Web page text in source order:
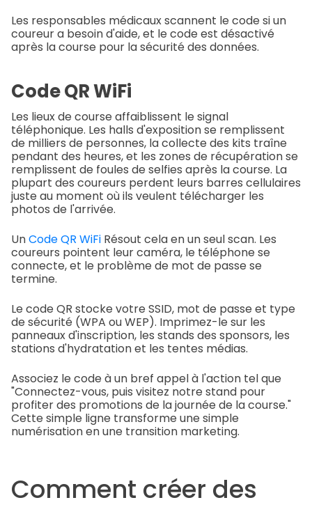
Les responsables médicaux scannent le code si un
coureur a besoin d'aide, et le code est désactivé
après la course pour la sécurité des données.
Code QR WiFi
Les lieux de course affaiblissent le signal
téléphonique. Les halls d'exposition se remplissent
de milliers de personnes, la collecte des kits traîne
pendant des heures, et les zones de récupération se
remplissent de foules de selfies après la course. La
plupart des coureurs perdent leurs barres cellulaires
juste au moment où ils veulent télécharger les
photos de l'arrivée.
UnCode QR WiFi Résout cela en un seul scan. Les
coureurs pointent leur caméra, le téléphone se
connecte, et le problème de mot de passe se
termine.
Le code QR stocke votre SSID, mot de passe et type
de sécurité (WPA ou WEP). Imprimez-le sur les
panneaux d'inscription, les stands des sponsors, les
stations d'hydratation et les tentes médias.
Associez le code à un bref appel à l'action tel que
"Connectez-vous, puis visitez notre stand pour
profiter des promotions de la journée de la course."
Cette simple ligne transforme une simple
numérisation en une transition marketing.
Comment créer des